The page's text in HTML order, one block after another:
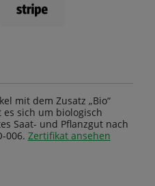
mit dem Zusatz „Bio“
es sich um biologisch
Saat- und Pflanzgut nach
006. Zertifikat ansehen